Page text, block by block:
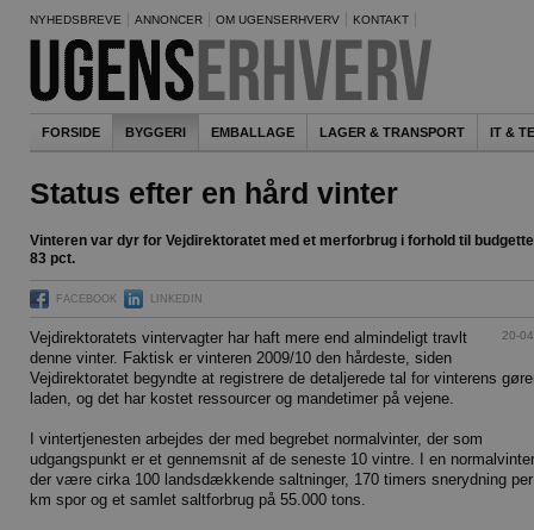
NYHEDSBREVE ANNONCER OM UGENSERHVERV KONTAKT
FORSIDE BYGGERI EMBALLAGE LAGER & TRANSPORT IT &
Status efter en hård vinter
Vinteren var dyr for Vejdirektoratet med et merforbrug i forhold til
83 pct.
FACEBOOK LINKEDIN
20-
Vejdirektoratets vintervagter har haft mere end almindeligt travlt
denne vinter. Faktisk er vinteren 2009/10 den hårdeste, siden
Vejdirektoratet begyndte at registrere de detaljerede tal for vinterens
laden, og det har kostet ressourcer og mandetimer på vejene.
I vintertjenesten arbejdes der med begrebet normalvinter, der som
udgangspunkt er et gennemsnit af de seneste 10 vintre. I en
der være cirka 100 landsdækkende saltninger, 170 timers snerydning
km spor og et samlet saltforbrug på 55.000 tons.